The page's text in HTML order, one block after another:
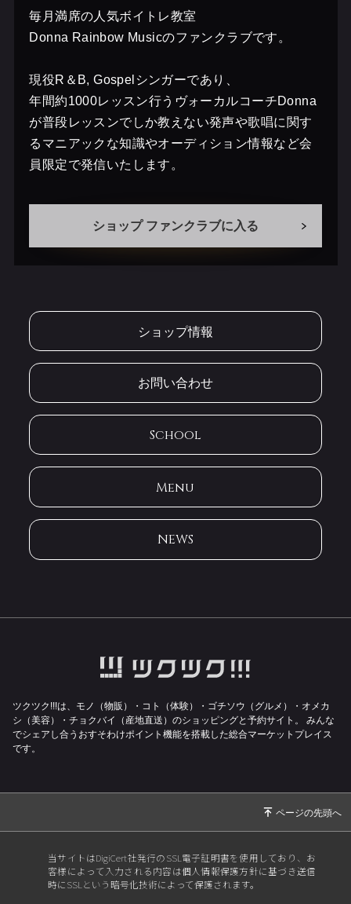
毎月満席の人気ボイトレ教室
Donna Rainbow Musicのファンクラブです。
現役R＆B, Gospelシンガーであり、
年間約1000レッスン行うヴォーカルコーチDonna
が普段レッスンでしか教えない発声や歌唱に関す
るマニアックな知識やオーディション情報など会
員限定で発信いたします。
ショップ ファンクラブに入る
ショップ情報
お問い合わせ
School
Menu
NEWS
ツクツク!!!は、モノ（物販）・コト（体験）・ゴチソウ（グルメ）・オメカ
シ（美容）・チョクバイ（産地直送）のショッピングと予約サイト。
みんな
でシェアし合うおすそわけポイント機能を搭載した総合マーケットプレイス
です。
当サイトはDigiCert社発行のSSL電子証明書を使用しており、お
客様によって入力される内容は個人情報保護方針に基づき送信
時にSSLという暗号化技術によって保護されます。